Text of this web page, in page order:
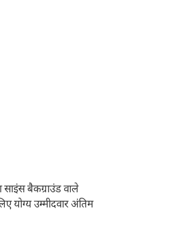
साइंस बैकग्राउंड वाले
योग्य उम्मीदवार अंतिम